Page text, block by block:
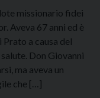
missionario fidei
Aveva 67 anni ed è
Prato a causa del
Don Giovanni
ma aveva un
che […]